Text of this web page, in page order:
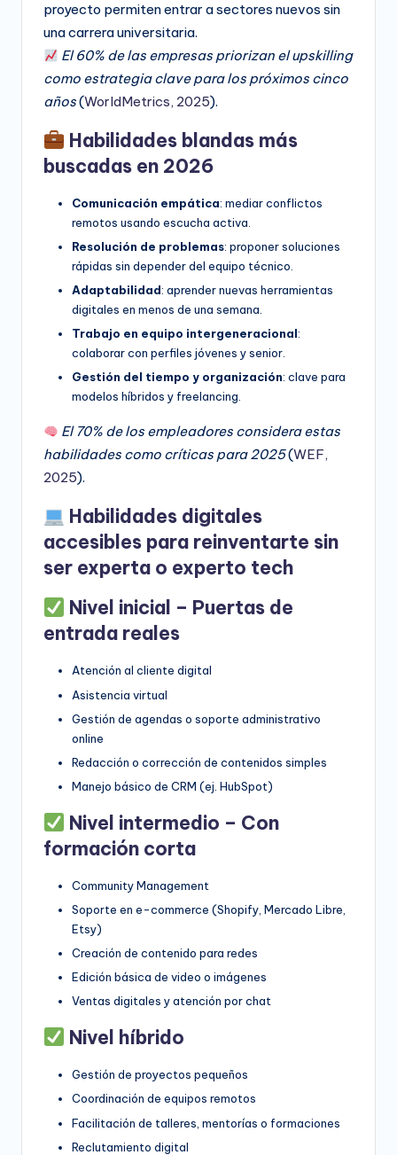
proyecto permiten entrar a sectores nuevos sin
una carrera universitaria.
El 60% de las empresas priorizan el upskilling
como estrategia clave para los próximos cinco
años(WorldMetrics, 2025).
Habilidades blandas más
buscadas en 2026
Comunicación empática: mediar conflictos
remotos usando escucha activa.
Resolución de problemas: proponer soluciones
rápidas sin depender del equipo técnico.
Adaptabilidad: aprender nuevas herramientas
digitales en menos de una semana.
Trabajo en equipo intergeneracional:
colaborar con perfiles jóvenes y senior.
Gestión del tiempo y organización: clave para
modelos híbridos y freelancing.
El 70% de los empleadores considera estas
habilidades como críticas para 2025(WEF,
2025).
Habilidades digitales
accesibles para reinventarte sin
ser experta o experto tech
Nivel inicial – Puertas de
entrada reales
Atención al cliente digital
Asistencia virtual
Gestión de agendas o soporte administrativo
online
Redacción o corrección de contenidos simples
Manejo básico de CRM (ej. HubSpot)
Nivel intermedio – Con
formación corta
Community Management
Soporte en e-commerce (Shopify, Mercado Libre,
Etsy)
Creación de contenido para redes
Edición básica de video o imágenes
Ventas digitales y atención por chat
Nivel híbrido
Gestión de proyectos pequeños
Coordinación de equipos remotos
Facilitación de talleres, mentorías o formaciones
Reclutamiento digital